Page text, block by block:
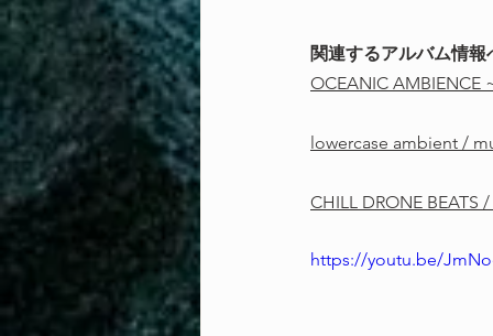
関連するアルバム情報
OCEANIC AMBIENCE
lowercase ambient /
CHILL DRONE
https://youtu.be/